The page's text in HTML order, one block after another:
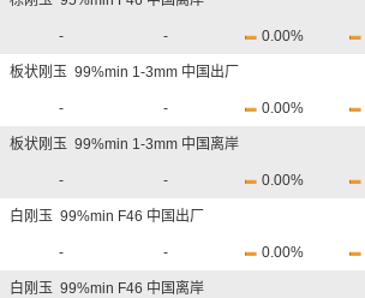
- - 0.00%
板状刚玉 99%min 1-3mm 中国出厂
- - 0.00%
板状刚玉 99%min 1-3mm 中国离岸
- - 0.00%
白刚玉 99%min F46 中国出厂
- - 0.00%
白刚玉 99%min F46 中国离岸